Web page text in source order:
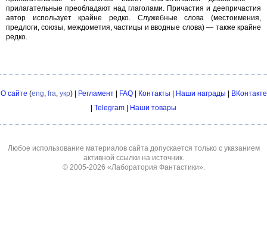
прилагательные преобладают над глаголами. Причастия и деепричастия
автор использует крайне редко. Служебные слова (местоимения,
предлоги, союзы, междометия, частицы и вводные слова) — также крайне
редко.
О сайте (eng, fra, укр) | Регламент| FAQ| Контакты Наши награды
ВКонтакте
Telegram Наши товары
Любое использование материалов сайта допускается только с указанием
активной ссылки на источник.
© 2005-2026 «Лаборатория Фантастики».